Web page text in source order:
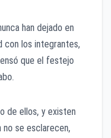
han dejado en
con los integrantes,
que el festejo
de ellos, y existen
no se esclarecen,